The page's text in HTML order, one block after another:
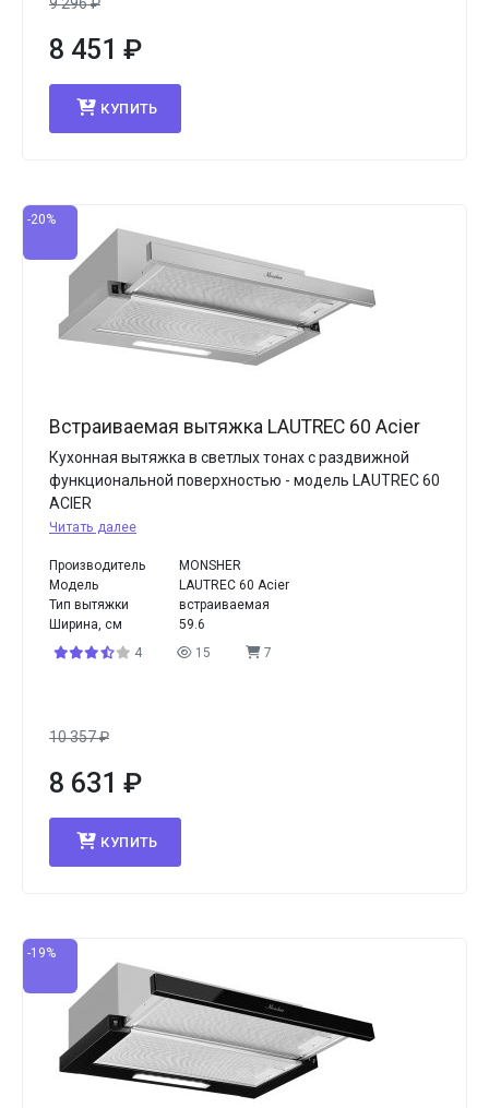
8 451 ₽
КУПИТЬ
-20%
Встраиваемая вытяжка LAUTREC 60 Acier
Кухонная вытяжка в светлых тонах с раздвижной
функциональной поверхностью - модель LAUTREC 60
ACIER
Читать далее
Производитель
MONSHER
Модель
LAUTREC 60 Acier
Тип вытяжки
встраиваемая
Ширина, см
59.6
4
15 7
10 357₽
8 631 ₽
КУПИТЬ
-19%